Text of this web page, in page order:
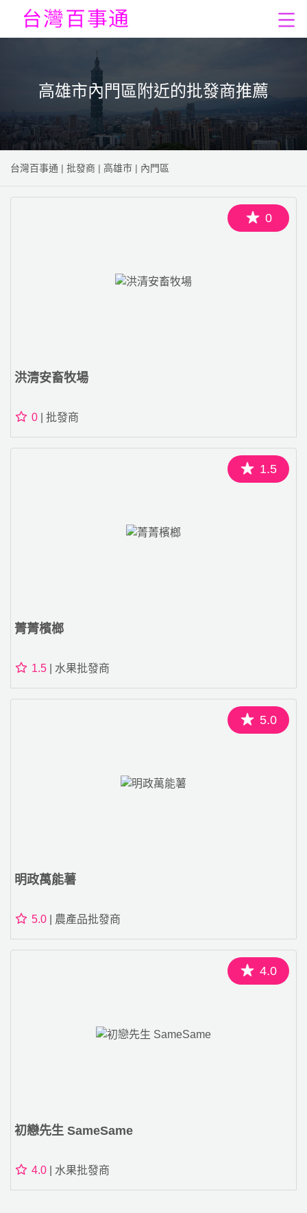
高雄市內門區附近的批發商推薦
台灣百事通 | 批發商 | 高雄市 | 內門區
0
洪清安畜牧場
0 | 批發商
1.5
菁菁檳榔
1.5 | 水果批發商
5.0
明政萬能薯
5.0 | 農產品批發商
4.0
初戀先生 SameSame
4.0 | 水果批發商